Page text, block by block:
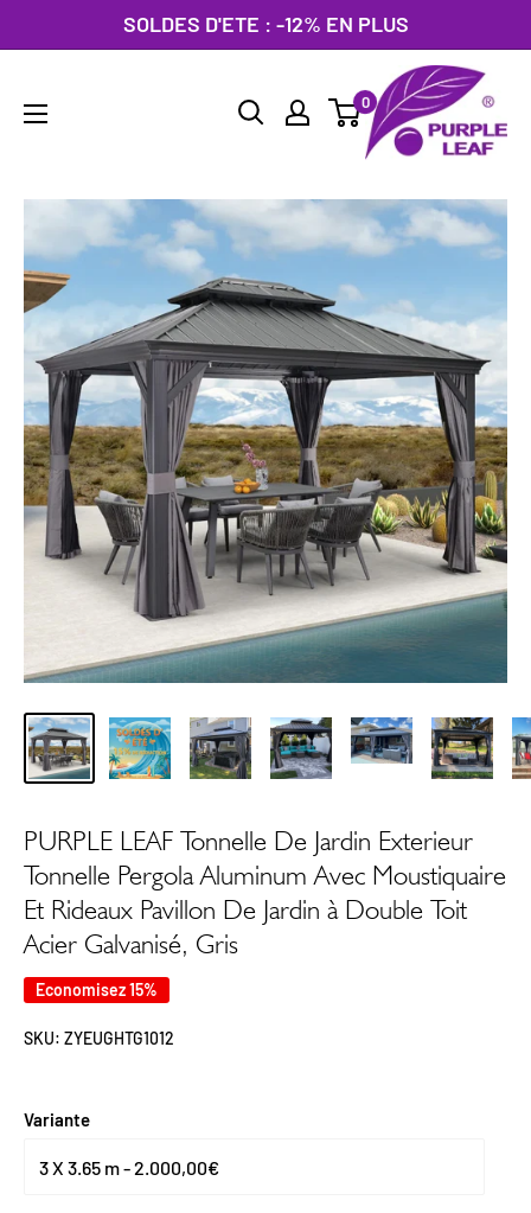
au
SOLDES D'ETE : -12% EN PLUS
0
PURPLE
LEAF
France
PURPLE LEAF Tonnelle De Jardin Exterieur
Tonnelle Pergola Aluminum Avec Moustiquaire
Et Rideaux Pavillon De Jardin à Double Toit
Acier Galvanisé, Gris
Economisez 15%
SKU: ZYEUGHTG1012
Variante